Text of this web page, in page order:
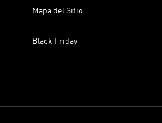
Mapa del Sitio
Black Friday